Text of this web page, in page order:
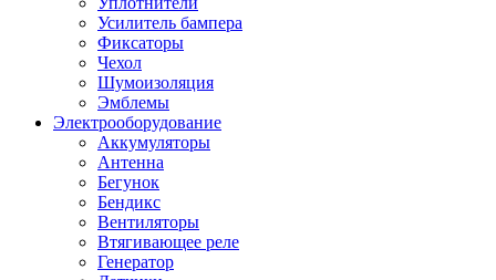
Усилитель бампера
Фиксаторы
Чехол
Шумоизоляция
Эмблемы
Электрооборудование
Аккумуляторы
Антенна
Бегунок
Бендикс
Вентиляторы
Втягивающее реле
Генератор